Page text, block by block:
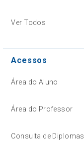
Ver Todos
Acessos
Área do Aluno
Área do Professor
Consulta de Diplomas